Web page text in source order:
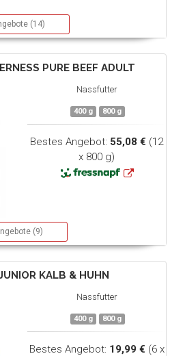
(14)
PURE BEEF ADULT
Nassfutter
400 g 800 g
Bestes Angebot: 55,08 € (12
x 800 g)
(9)
KALB & HUHN
Nassfutter
400 g 800 g
Bestes Angebot: 19,99 € (6 x